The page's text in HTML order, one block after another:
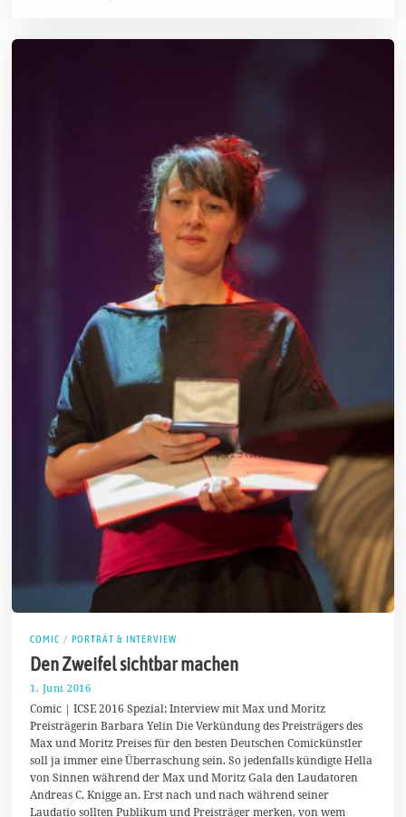
COMIC / PORTRÄT & INTERVIEW
Den Zweifel sichtbar machen
1. Juni 2016
.
J
u
n
i
0
1
6
Comic | ICSE 2016 Spezial: Interview mit Max und Moritz
Preisträgerin Barbara Yelin Die Verkündung des Preisträgers des
Max und Moritz Preises für den besten Deutschen Comickünstler
soll ja immer eine Überraschung sein. So jedenfalls kündigte Hella
von Sinnen während der Max und Moritz Gala den Laudatoren
Andreas C. Knigge an. Erst nach und nach während seiner
Laudatio sollten Publikum und Preisträger merken, von wem